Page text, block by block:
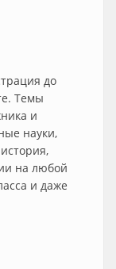
до
Темы
и
науки,
на любой
и даже